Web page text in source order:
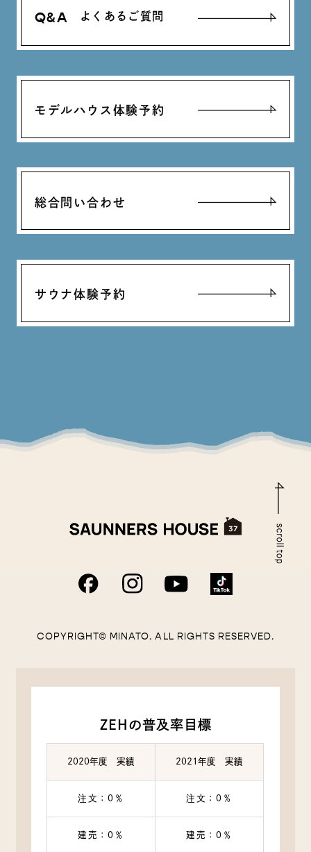
Q&A よくあるご質問
モデルハウス体験予約
総合問い合わせ
サウナ体験予約
COPYRIGHT© MINATO. ALL RIGHTS RESERVED.
ZEHの普及率目標
2020年度 実績 2021年度 実績
注文：0％ 注文：0％
建売：0％ 建売：0％